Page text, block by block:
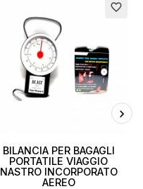
favorite_border
BILANCIA PER BAGAGLI
PORTATILE VIAGGIO
NASTRO INCORPORATO
AEREO